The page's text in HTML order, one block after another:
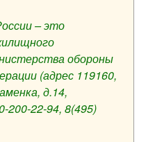
– это
обороны
(адрес 119160,
д.14,
22-94, 8(495)